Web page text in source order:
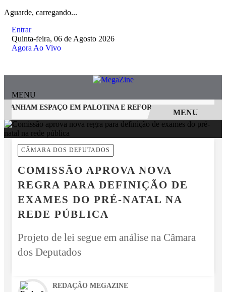
Aguarde, carregando...
Entrar
Quinta-feira, 06 de Agosto 2026
Agora Ao Vivo
MENU
ESPAÇO EM PALOTINA E REFORÇAM SEGURANÇA
EM ALTA
MENU
CÂMARA DOS DEPUTADOS
COMISSÃO APROVA NOVA
REGRA PARA DEFINIÇÃO DE
EXAMES DO PRÉ-NATAL NA
REDE PÚBLICA
Projeto de lei segue em análise na Câmara
dos Deputados
REDAÇÃO MEGAZINE